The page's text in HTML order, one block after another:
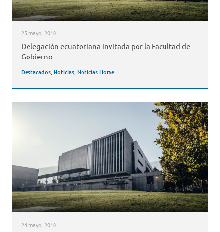
25 mayo, 2010
Delegación ecuatoriana invitada por la Facultad de
Gobierno
Destacados, Noticias, Noticias Home
24 mayo, 2010